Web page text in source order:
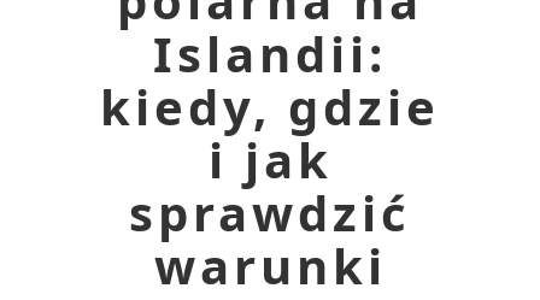
Islandii:
kiedy, gdzie
i jak
sprawdzić
warunki